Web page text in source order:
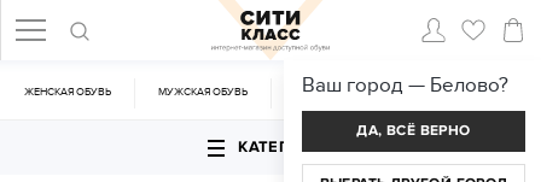
ЖЕНСКАЯ ОБУВЬ МУЖСКАЯ ОБУВЬ CУМКИ АКСЕССУАРЫ
КАТЕГОРИИ
Ваш город — Белово?
ДА, ВСЁ ВЕРНО